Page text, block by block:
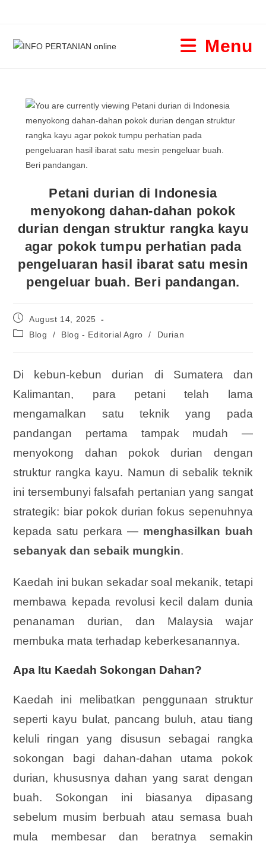
Menu
Petani durian di Indonesia
menyokong dahan-dahan pokok
durian dengan struktur rangka kayu
agar pokok tumpu perhatian pada
pengeluaran hasil ibarat satu mesin
pengeluar buah. Beri pandangan.
August 14, 2025
Blog
/ Blog - Editorial Agro / Durian
Di kebun-kebun durian di Sumatera dan
Kalimantan, para petani telah lama
mengamalkan satu teknik yang pada
pandangan pertama tampak mudah —
menyokong dahan pokok durian dengan
struktur rangka kayu. Namun di sebalik teknik
ini tersembunyi falsafah pertanian yang sangat
strategik: biar pokok durian fokus sepenuhnya
kepada satu perkara — menghasilkan buah
sebanyak dan sebaik mungkin.
Kaedah ini bukan sekadar soal mekanik, tetapi
membawa kepada revolusi kecil dalam dunia
penanaman durian, dan Malaysia wajar
membuka mata terhadap keberkesanannya.
Apa Itu Kaedah Sokongan Dahan?
Kaedah ini melibatkan penggunaan struktur
seperti kayu bulat, pancang buluh, atau tiang
keluli ringan yang disusun sebagai rangka
sokongan bagi dahan-dahan utama pokok
durian, khususnya dahan yang sarat dengan
buah. Sokongan ini biasanya dipasang
sebelum musim berbuah atau semasa buah
mula membesar dan beratnya semakin